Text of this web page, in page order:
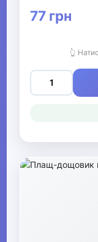
77 грн
👆